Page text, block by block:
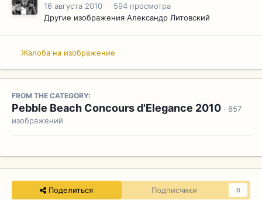
16 августа 2010
594 просмотра
Другие изображения Александр Литовский
Жалоба на изображение
FROM THE CATEGORY:
Pebble Beach Concours d'Elegance 2010 · 857
изображений
Поделиться Подписчики 0